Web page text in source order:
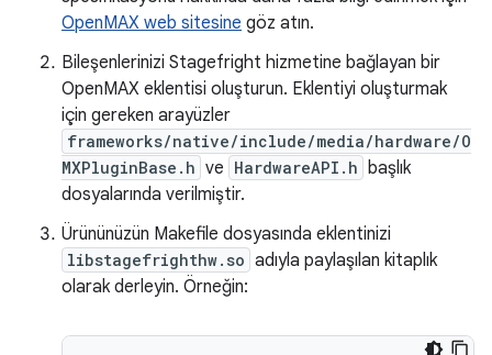
OpenMAX web sitesine göz atın.
Bileşenlerinizi Stagefright hizmetine bağlayan bir
OpenMAX eklentisi oluşturun. Eklentiyi oluşturmak
için gereken arayüzler
frameworks/native/include/media/hardware/O
MXPluginBase.h ve HardwareAPI.h
başlık
dosyalarında verilmiştir.
Ürününüzün Makefile dosyasında eklentinizi
libstagefrighthw.so adıyla paylaşılan kitaplık
olarak derleyin. Örneğin: